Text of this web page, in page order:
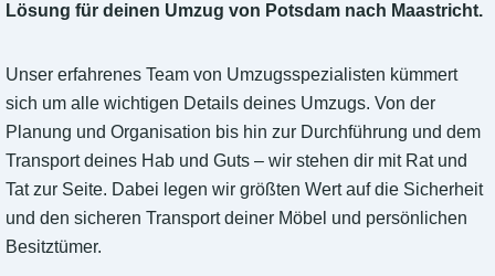
Lösung für deinen Umzug von Potsdam nach Maastricht.
Unser erfahrenes Team von Umzugsspezialisten kümmert
sich um alle wichtigen Details deines Umzugs. Von der
Planung und Organisation bis hin zur Durchführung und dem
Transport deines Hab und Guts – wir stehen dir mit Rat und
Tat zur Seite. Dabei legen wir größten Wert auf die Sicherheit
und den sicheren Transport deiner Möbel und persönlichen
Besitztümer.